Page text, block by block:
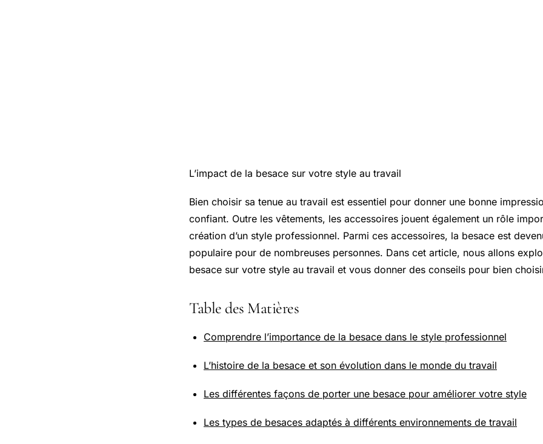
L’impact de la besace sur votre style au travail
Bien choisir sa tenue au travail est essentiel pour donner une bonne
confiant. Outre les vêtements, les accessoires jouent également un rôle
création d’un style professionnel. Parmi ces accessoires, la besace est
populaire pour de nombreuses personnes. Dans cet article, nous allons
besace sur votre style au travail et vous donner des conseils pour bien
Table des Matières
Comprendre l’importance de la besace dans le style professionnel
L’histoire de la besace et son évolution dans le monde du travail
Les différentes façons de porter une besace pour améliorer votre style
Les types de besaces adaptés à différents environnements de travail